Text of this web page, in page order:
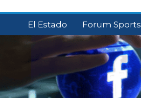
contenidoEl Estado Forum Sports